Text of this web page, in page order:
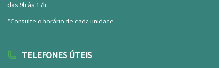
das 9h às 17h
*Consulte o horário de cada unidade
TELEFONES ÚTEIS